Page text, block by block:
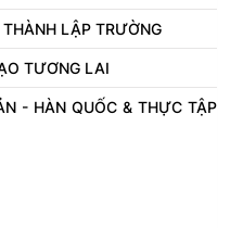
LẬP TRƯỜNG
TƯƠNG LAI
- HÀN QUỐC & THỰC TẬP